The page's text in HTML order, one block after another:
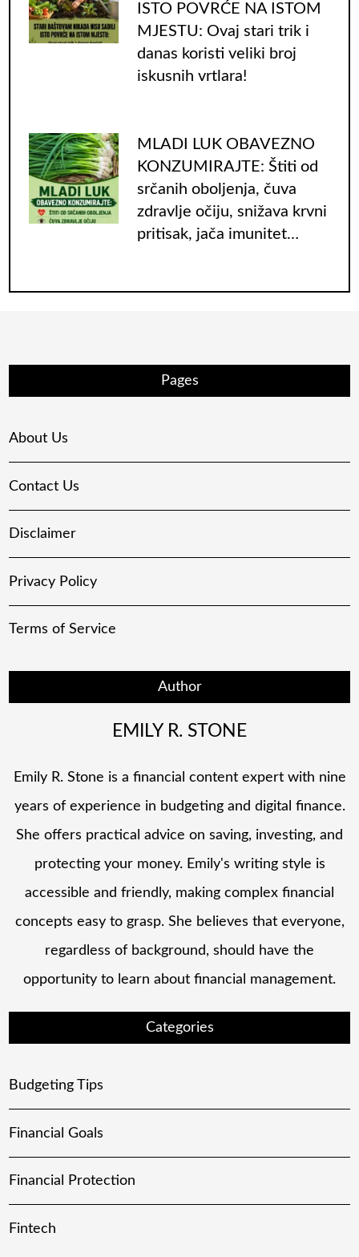
ISTO POVRĆE NA ISTOM
MJESTU: Ovaj stari trik i
danas koristi veliki broj
iskusnih vrtlara!
MLADI LUK OBAVEZNO
KONZUMIRAJTE: Štiti od
srčanih oboljenja, čuva
zdravlje očiju, snižava krvni
pritisak, jača imunitet…
Pages
About Us
Contact Us
Disclaimer
Privacy Policy
Terms of Service
Author
EMILY R. STONE
Emily R. Stone is a financial content expert with nine
years of experience in budgeting and digital finance.
She offers practical advice on saving, investing, and
protecting your money. Emily's writing style is
accessible and friendly, making complex financial
concepts easy to grasp. She believes that everyone,
regardless of background, should have the
opportunity to learn about financial management.
Categories
Budgeting Tips
Financial Goals
Financial Protection
Fintech